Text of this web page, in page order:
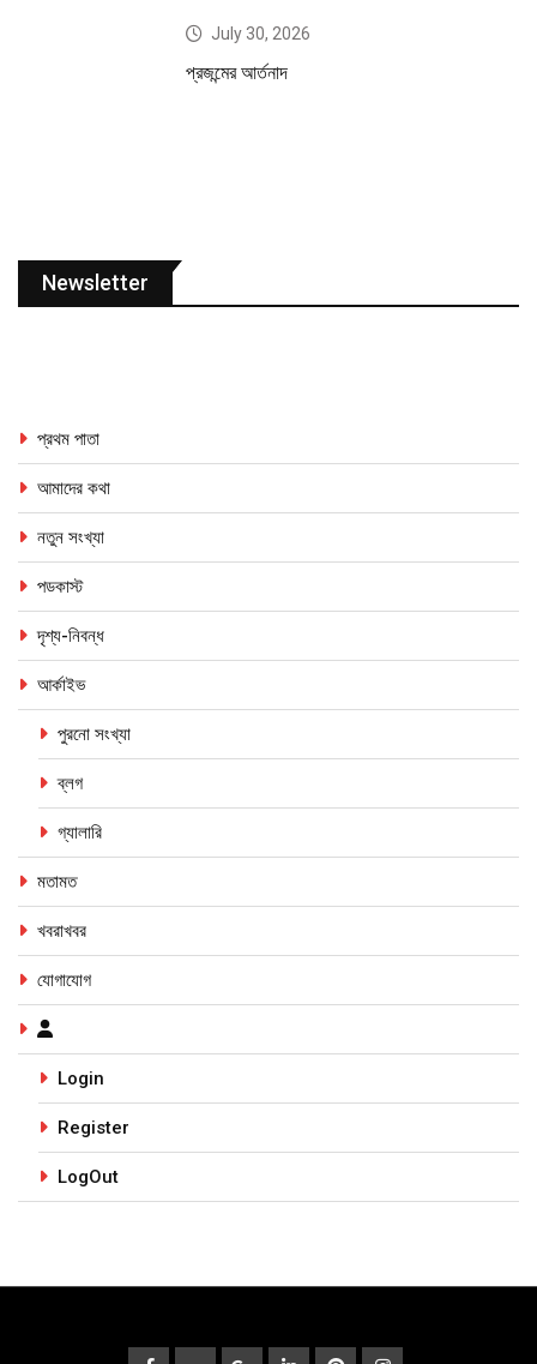
July 30, 2026
প্রজন্মের আর্তনাদ
Newsletter
প্রথম পাতা
আমাদের কথা
নতুন সংখ্যা
পডকাস্ট
দৃশ্য-নিবন্ধ
আর্কাইভ
পুরনো সংখ্যা
ব্লগ
গ্যালারি
মতামত
খবরাখবর
যোগাযোগ
Login
Register
LogOut